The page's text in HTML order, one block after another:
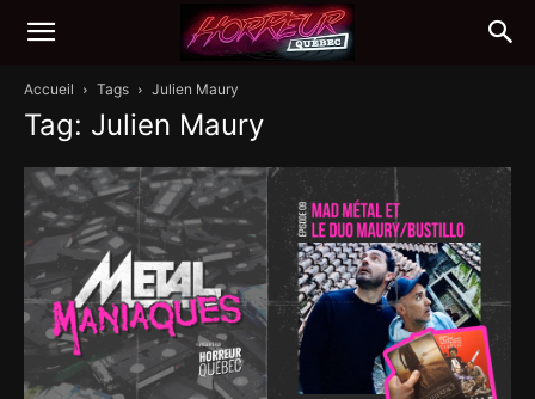
Accueil Tags Julien Maury
Tag: Julien Maury